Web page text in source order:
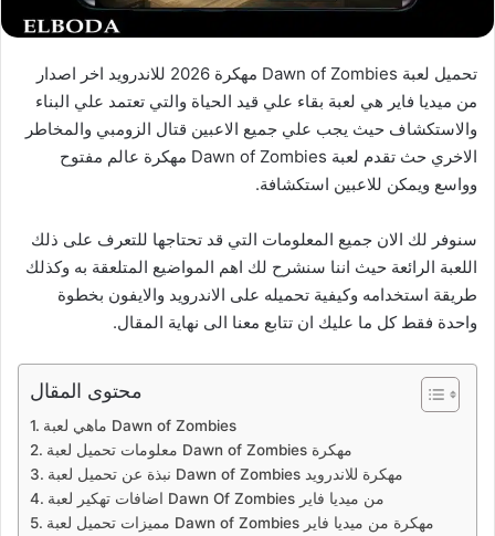
تحميل لعبة Dawn of Zombies مهكرة 2026 للاندرويد اخر اصدار
من ميديا فاير هي لعبة بقاء علي قيد الحياة والتي تعتمد علي البناء
والاستكشاف حيث يجب علي جميع الاعبين قتال الزومبي والمخاطر
الاخري حث تقدم لعبة Dawn of Zombies مهكرة عالم مفتوح
وواسع ويمكن للاعبين استكشافة.
سنوفر لك الان جميع المعلومات التي قد تحتاجها للتعرف على ذلك
اللعبة الرائعة حيث اننا سنشرح لك اهم المواضيع المتلعقة به وكذلك
طريقة استخدامه وكيفية تحميله على الاندرويد والايفون بخطوة
واحدة فقط كل ما عليك ان تتابع معنا الى نهاية المقال.
محتوى المقال
ماهي لعبة Dawn of Zombies
معلومات تحميل لعبة Dawn of Zombies مهكرة
نبذة عن تحميل لعبة Dawn of Zombies مهكرة للاندرويد
اضافات تهكير لعبة Dawn Of Zombies من ميديا فاير
مميزات تحميل لعبة Dawn of Zombies مهكرة من ميديا فاير